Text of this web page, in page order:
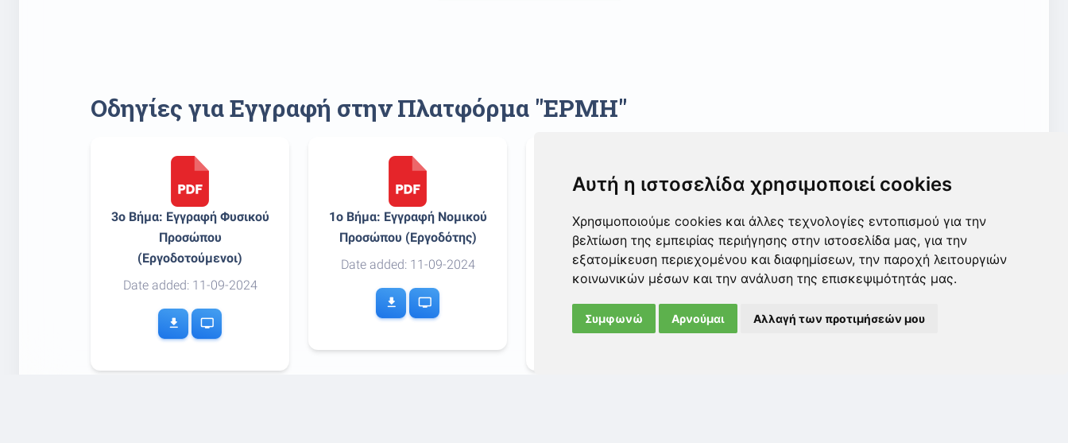
Αυτή η ιστοσελίδα χρησιμοποιεί cookies
Χρησιμοποιούμε cookies και άλλες τεχνολογίες εντοπισμού για την
βελτίωση της εμπειρίας περιήγησης στην ιστοσελίδα μας, για την
εξατομίκευση περιεχομένου και διαφημίσεων, την παροχή λειτουργιών
κοινωνικών μέσων και την ανάλυση της επισκεψιμότητάς μας.
Συμφωνώ Αρνούμαι Αλλαγή των προτιμήσεών μου
Οδηγίες για Εγγραφή στην Πλατφόρμα "ΕΡΜΗ"
3o Βήμα: Εγγραφή Φυσικού
Προσώπου
(Εργοδοτούμενοι)
Date added: 11-09-2024
download tv
1o Βήμα: Εγγραφή Νομικού
Προσώπου (Εργοδότης)
Date added: 11-09-2024
download tv
2o Βήμα: Δημιουργία
Κωδικού Εξουσιοδότησης
(Εργοδότης)
Date added: 11-09-2024
download tv